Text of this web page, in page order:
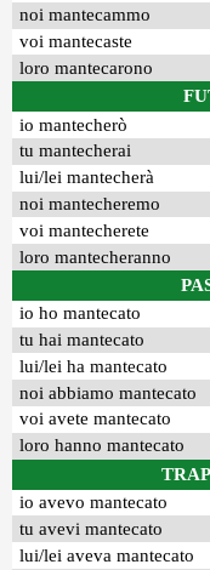
noi mantecammo
voi mantecaste
loro mantecarono
io mantecherò
tu mantecherai
lui/lei mantecherà
noi mantecheremo
voi mantecherete
loro mantecheranno
io ho mantecato
tu hai mantecato
lui/lei ha mantecato
noi abbiamo mantecato
voi avete mantecato
loro hanno mantecato
io avevo mantecato
tu avevi mantecato
lui/lei aveva mantecato